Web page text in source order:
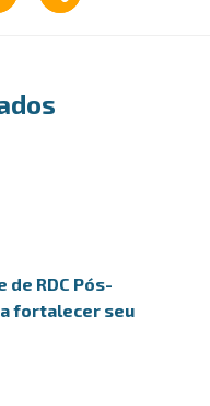
de RDC Pós-
fortalecer seu